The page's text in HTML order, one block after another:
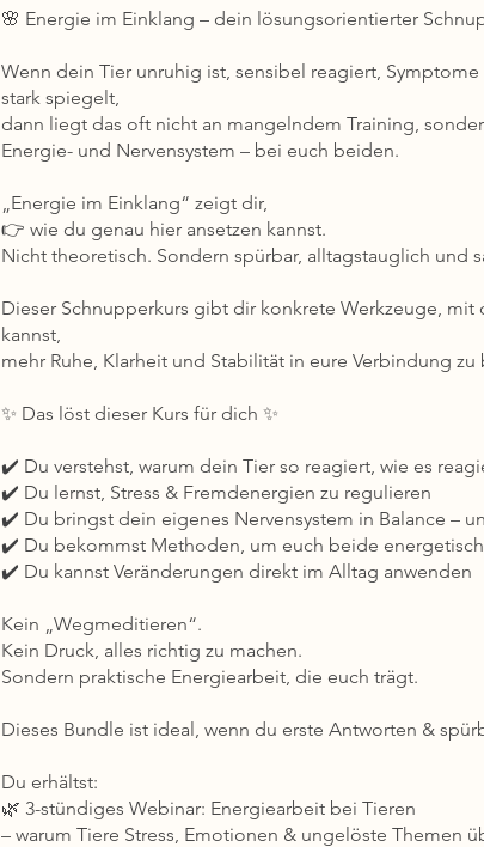
🌸 Energie im Einklang – dein lösungsorientierter
Wenn dein Tier unruhig ist, sensibel reagiert,
stark spiegelt,
dann liegt das oft nicht an mangelndem Training,
Energie- und Nervensystem – bei euch beiden.
„Energie im Einklang“ zeigt dir,
👉 wie du genau hier ansetzen kannst.
Nicht theoretisch. Sondern spürbar, alltagstauglich und
Dieser Schnupperkurs gibt dir konkrete Werkzeuge,
kannst,
mehr Ruhe, Klarheit und Stabilität in eure Verbindung zu
✨ Das löst dieser Kurs für dich ✨
✔️ Du verstehst, warum dein Tier so reagiert, wie es
✔️ Du lernst, Stress & Fremdenergien zu regulieren
✔️ Du bringst dein eigenes Nervensystem in Balance –
✔️ Du bekommst Methoden, um euch beide
✔️ Du kannst Veränderungen direkt im Alltag anwenden
Kein „Wegmeditieren“.
Kein Druck, alles richtig zu machen.
Sondern praktische Energiearbeit, die euch trägt.
Dieses Bundle ist ideal, wenn du erste Antworten &
Du erhältst:
🌿 3-stündiges Webinar: Energiearbeit bei Tieren
– warum Tiere Stress, Emotionen & ungelöste Themen